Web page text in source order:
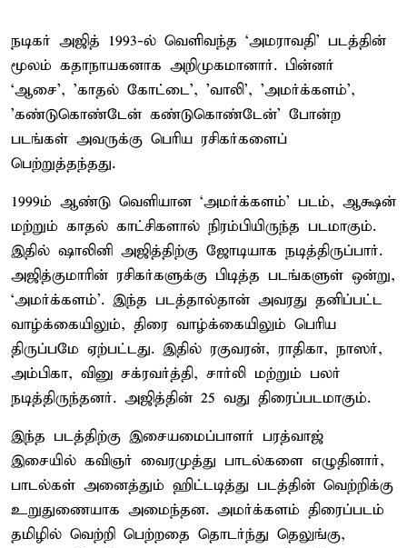
நடிகர் அஜித் 1993-ல் வெளிவந்த ‘அமராவதி’ படத்தின்
மூலம் கதாநாயகனாக அறிமுகமானார். பின்னர்
‘ஆசை', 'காதல் கோட்டை', 'வாலி', 'அமர்க்களம்',
'கண்டுகொண்டேன் கண்டுகொண்டேன்’ போன்ற
படங்கள் அவருக்கு பெரிய ரசிகர்களைப்
பெற்றுத்தந்தது.
1999ம் ஆண்டு வெளியான ‘அமர்க்களம்’ படம், ஆக்ஷன்
மற்றும் காதல் காட்சிகளால் நிரம்பியிருந்த படமாகும்.
இதில் ஷாலினி அஜித்திற்கு ஜோடியாக நடித்திருப்பார்.
அஜித்குமாரின் ரசிகர்களுக்கு பிடித்த படங்களுள் ஒன்று,
‘அமர்க்களம்’. இந்த படத்தால்தான் அவரது தனிப்பட்ட
வாழ்க்கையிலும், திரை வாழ்க்கையிலும் பெரிய
திருப்பமே ஏற்பட்டது. இதில் ரகுவரன், ராதிகா, நாஸர்,
அம்பிகா, வினு சக்ரவர்த்தி, சார்லி மற்றும் பலர்
நடித்திருந்தனர். அஜித்தின் 25 வது திரைப்படமாகும்.
இந்த படத்திற்கு இசையமைப்பாளர் பரத்வாஜ்
இசையில் கவிஞர் வைரமுத்து பாடல்களை எழுதினார்,
பாடல்கள் அனைத்தும் ஹிட்டடித்து படத்தின் வெற்றிக்கு
உறுதுணையாக அமைந்தன. அமர்க்களம் திரைப்படம்
தமிழில் வெற்றி பெற்றதை தொடர்ந்து தெலுங்கு,